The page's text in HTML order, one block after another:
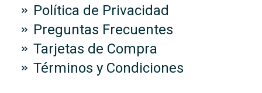
Política de Privacidad
Preguntas Frecuentes
Tarjetas de Compra
Términos y Condiciones